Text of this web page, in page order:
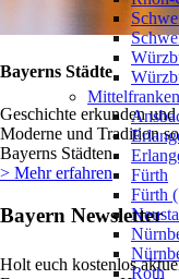
Bayerns Städte
Geschichte erkunden
Moderne und Tradition
Bayerns Städten.
> Mehr erfahren
Bayern Newsletter
Holt euch kostenlos
Mittelfranken
Fürth
Fürth
Roth